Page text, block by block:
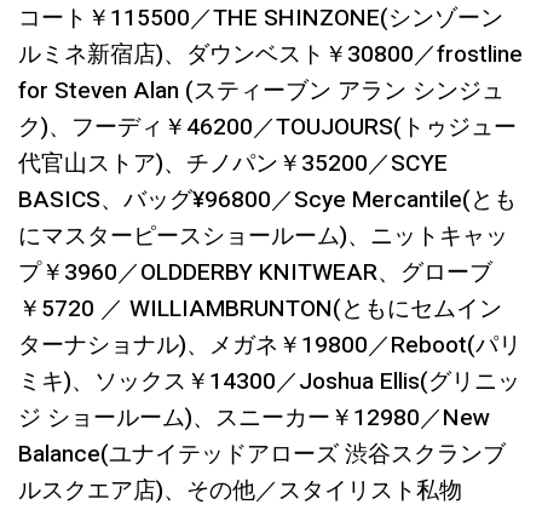
コート￥115500／THE SHINZONE(シンゾーン
ルミネ新宿店)、ダウンベスト￥30800／frostline
for Steven Alan (スティーブン アラン シンジュ
ク)、フーディ￥46200／TOUJOURS(トゥジュー
代官山ストア)、チノパン￥35200／SCYE
BASICS、バッグ¥96800／Scye Mercantile(とも
にマスターピースショールーム)、ニットキャッ
プ￥3960／OLDDERBY KNITWEAR、グローブ
￥5720 ／ WILLIAMBRUNTON(ともにセムイン
ターナショナル)、メガネ￥19800／Reboot(パリ
ミキ)、ソックス￥14300／Joshua Ellis(グリニッ
ジ ショールーム)、スニーカー￥12980／New
Balance(ユナイテッドアローズ 渋谷スクランブ
ルスクエア店)、その他／スタイリスト私物